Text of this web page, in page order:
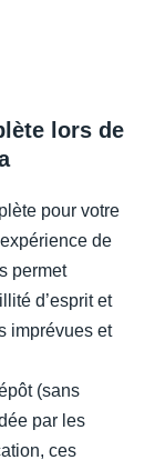
lors de
pour votre
de
permet
d’esprit et
imprévues et
(sans
par les
ces